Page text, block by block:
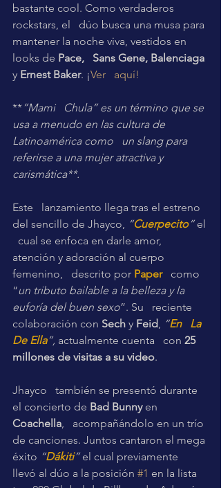
bastante cool. Como verdaderos
rockstars, el   dúo busca una musa para
mantener la noche viva, vestidos en
looks de Pace,   Sans Gene, Balenciaga
y Ernest Baker. ¡Ver   aquí!
** ”Mami   Chula” es un término que se
usa a menudo en las cultura de
Latinoamérica como   un slang para
referirse a una mujer atractiva y
carismática**.
Este   lanzamiento llega tras el estreno
del sencillo de Jhayco,
“Cuerpecito” el
  cual se enfoca en darle amor,
atención y adoración al cuerpo
femenino,   descrito por Paper
   como
“un tributo bailable a la belleza y la
euforía del buen sexo”. Su   reciente
colaboración con Sech y Feid “En   La
De Ella”, actualmente cuenta   con 25
millones de visitas a su video.
Jhayco   también se presentó durante
el concierto de Bad Bunny en
Coachella ,   acompañándolo en un trío
de canciones. Juntos cantaron el mega
éxito “Dákiti” el cual previamente
llevó al dúo a la posición #1 en la lista